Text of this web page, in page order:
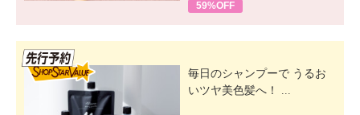
59%OFF
毎日のシャンプーで うるお
いツヤ美色髪へ！ ...